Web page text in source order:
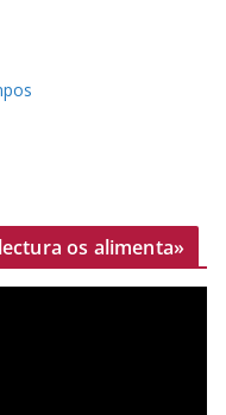
os alimenta»